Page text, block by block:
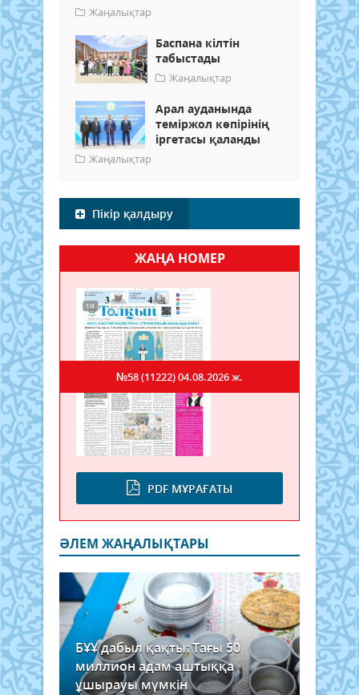
Жаңалықтар
Баспана кілтін
табыстады
Жаңалықтар
Арал ауданында
теміржол көпірінің
іргетасы қаланды
Жаңалықтар
Пікір қалдыру
ЖАҢА НОМЕР
PDF МҰРАҒАТЫ
№58 (11222)04.08.2026 ж.
ӘЛЕМ ЖАҢАЛЫҚТАРЫ
БҰҰ дабыл қақты: Тағы 50
миллион адам аштыққа
ұшырауы мүмкін